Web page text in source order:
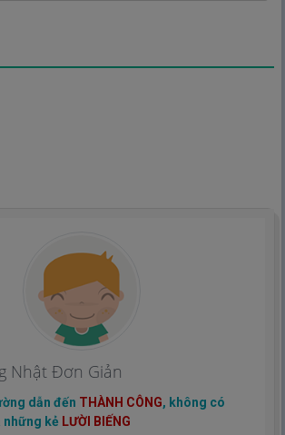
Nhật Đơn Giản
dẫn đến THÀNH CÔNG, không có
những kẻ LƯỜI BIẾNG